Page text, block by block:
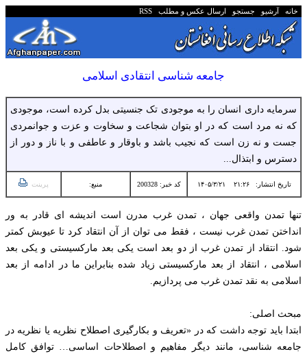
خانه آرشیو جستجو ارسال عکس و مطلب RSS
جامعه شناسی انتقادی اسلامی
سرمایه داری انسان را به موجودی تک جنسیتی بدل کرده است، موجودی
که نه مرد است که در او بتوان شجاعت و سخاوت و عزت و جوانمردی
جست و نه زن است که نجیب باشد و باوقار و عاطفی و با ناز و دور از
دسترس و ابتذال...
تاریخ انتشار:۲۱:۲۶ ۱۴۰۵/۳/۲۱ کد خبر: 200328 منبع: پرینت
تنها تمدن واقعی جهان ، تمدن غرب مدرن است اندیشه ای قادر به ور
انداختن تمدن غرب نیست ، فقط می توان از آن انتقاد کرد تا عیوبش کمتر
شود.‌ انتقاد از تمدن غرب از دو بعد است یکی بعد مارکسیستی و یکی بعد
اسلامی ، انتقاد از بعد مارکسیستی زیاد شده بنابراین ما در ادامه از بعد
اسلامی به نقد تمدن غرب می پردازیم.
مبحث اصلی:
ابتدا باید توجه داشت که در «تعریف و بکارگیری اصطلاح نظریه یا نظریه در
جامعه شناسی، مانند دیگر مفاهیم و اصطلاحات اساسی… توافق کامل